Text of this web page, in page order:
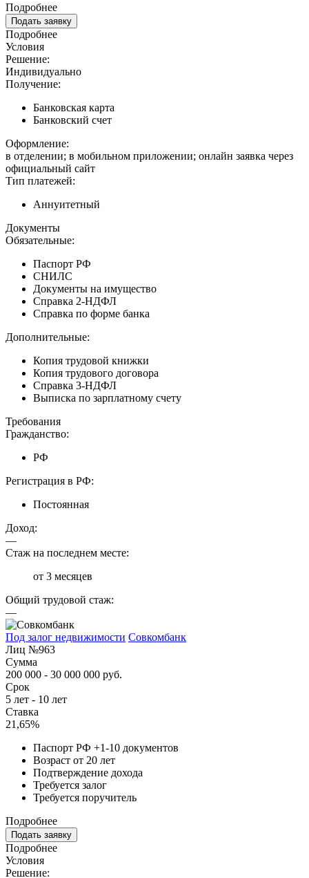
Подробнее
Подать заявку
Подробнее
Условия
Решение:
Индивидуально
Получение:
Банковская карта
Банковский счет
Оформление:
в отделении; в мобильном приложении; онлайн заявка через
официальный сайт
Тип платежей:
Аннуитетный
Документы
Обязательные:
Паспорт РФ
СНИЛС
Документы на имущество
Справка 2-НДФЛ
Справка по форме банка
Дополнительные:
Копия трудовой книжки
Копия трудового договора
Справка 3-НДФЛ
Выписка по зарплатному счету
Требования
Гражданство:
РФ
Регистрация в РФ:
Постоянная
Доход:
—
Стаж на последнем месте:
от 3 месяцев
Общий трудовой стаж:
—
Под залог недвижимости Совкомбанк
Лиц №963
Сумма
200 000 - 30 000 000 руб.
Срок
5 лет - 10 лет
Ставка
21,65%
Паспорт РФ +1-10 документов
Возраст от 20 лет
Подтверждение дохода
Требуется залог
Требуется поручитель
Подробнее
Подать заявку
Подробнее
Условия
Решение: